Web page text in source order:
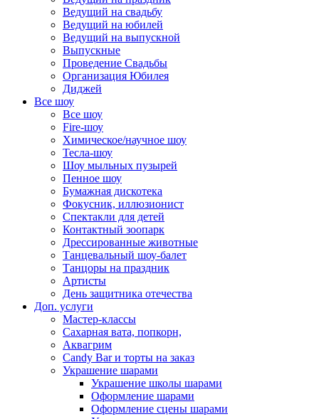
Ведущий на свадьбу
Ведущий на юбилей
Ведущий на выпускной
Выпускные
Проведение Свадьбы
Организация Юбилея
Диджей
Все шоу
Все шоу
Fire-шоу
Химическое/научное шоу
Тесла-шоу
Шоу мыльных пузырей
Пенное шоу
Бумажная дискотека
Фокусник, иллюзионист
Спектакли для детей
Контактный зоопарк
Дрессированные животные
Танцевальный шоу-балет
Танцоры на праздник
Артисты
День защитника отечества
Доп. услуги
Мастер-классы
Сахарная вата, попкорн,
Аквагрим
Candy Bar и торты на заказ
Украшение шарами
Украшение школы шарами
Оформление шарами
Оформление сцены шарами